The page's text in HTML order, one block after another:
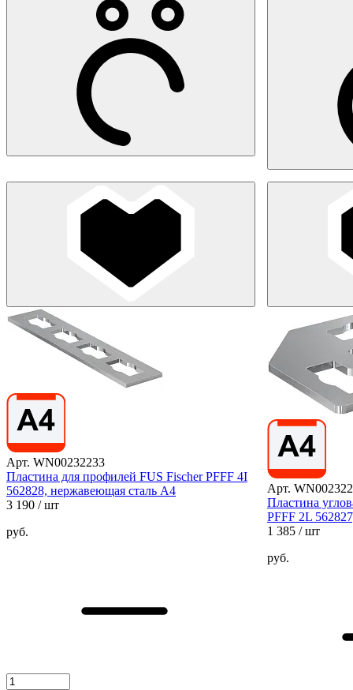
Арт. WN00232233
Пластина для профилей FUS Fischer PFFF 4I
562828, нержавеющая сталь А4
3 190 / шт
руб.
Арт.
Пластина
PFFF 2L
1 385 / шт
руб.